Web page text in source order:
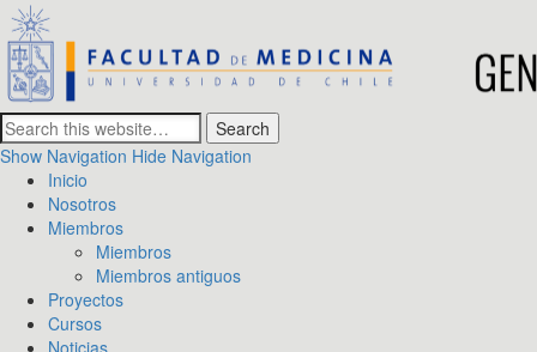
GENOMED Lab
Systems Genetics and Biomedical Genomics
Show Navigation Hide Navigation
Inicio
Nosotros
Miembros
Miembros
Miembros antiguos
Proyectos
Cursos
Noticias